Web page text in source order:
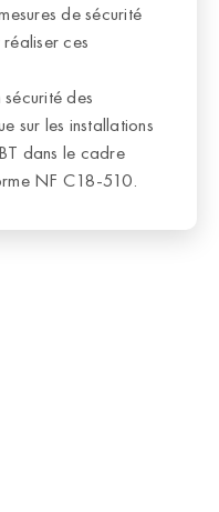
de sécurité
ces
des
sur les installations
dans le cadre
NF C18-510.